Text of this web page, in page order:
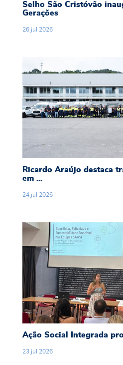
Selho São Cristóvão
Gerações
26 jul 2026
Ricardo Araújo
Ricardo Araújo destaca
em ...
24 jul 2026
Ação Social Integrada
Ação Social Integrada
23 jul 2026